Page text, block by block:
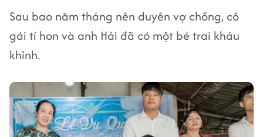
Sau bao năm tháng nên duyên vợ chồng, cô
gái tí hon và anh Hải đã có một bé trai kháu
khỉnh.